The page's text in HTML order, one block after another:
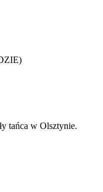
tańca w Olsztynie.